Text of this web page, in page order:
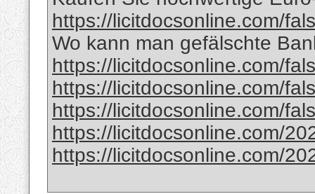
https://licitdocsonline.com/
Wo kann man gefälschte
https://licitdocsonline.com/
https://licitdocsonline.com/
https://licitdocsonline.com/
https://licitdocsonline.com/
https://licitdocsonline.com/